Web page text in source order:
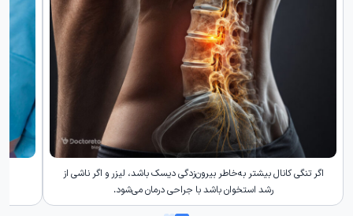
اگر تنگی کانال بیشتر به‌خاطر بیرون‌زدگی دیسک باشد، لیزر و اگر ناشی از
رشد استخوان باشد با جراحی درمان می‌شود.